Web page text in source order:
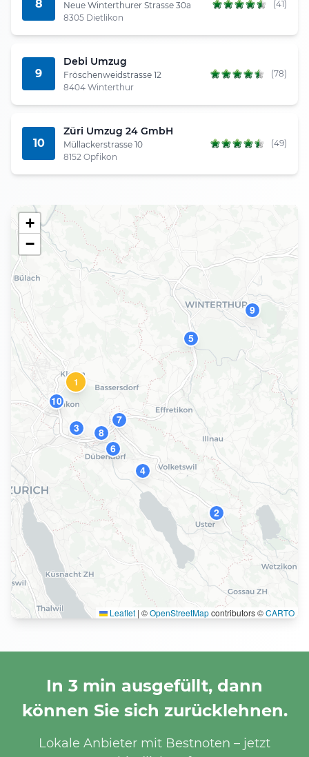
8
Neue Winterthurer Strasse 30a
8305 Dietlikon
(41)
9
Debi Umzug
Fröschenweidstrasse 12
8404 Winterthur
(78)
10
Züri Umzug 24 GmbH
Müllackerstrasse 10
8152 Opfikon
(49)
1
2
3
4
5
6
7
8
9
10
+
−
Leaflet | ©OpenStreetMapcontributors ©CARTO
In 3 min ausgefüllt, dann
können Sie sich zurücklehnen.
Lokale Anbieter mit Bestnoten – jetzt